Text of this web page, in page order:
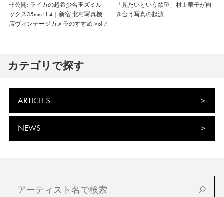
非公開: ライカの超希少名玉ズミル
ックス35mm f1.4｜新宿 北村写真機
店ヴィンテージカメラのすすめ Vol.7
「見たいという欲望」村上華子が向
き合う写真の起源
カテゴリで探す
ARTICLES
NEWS